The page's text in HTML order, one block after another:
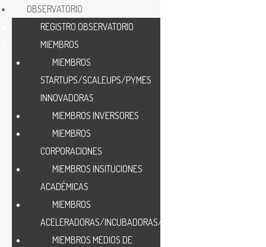
OBSERVATORIO
REGISTRO OBSERVATORIO
MIEMBROS
MIEMBROS
STARTUPS/SCALEUPS/PYMES
INNOVADORAS
MIEMBROS INVERSORES
MIEMBROS
CORPORACIONES
MIEMBROS INSITUCIONES
ACADÉMICAS
MIEMBROS
ACELERADORAS/INCUBADORAS/HUB
MIEMBROS MEDIOS DE